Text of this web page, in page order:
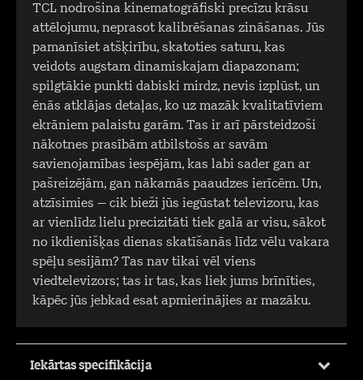
TCL nodrošina kinematogrāfiski precīzu krāsu
attēlojumu, neprasot kalibrēšanas zināšanas. Jūs
pamanīsiet atšķirību, skatoties saturu, kas
veidots augstam dinamiskajam diapazonam;
spilgtākie punkti dabiski mirdz, nevis izplūst, un
ēnās atklājas detaļas, ko uz mazāk kvalitatīviem
ekrāniem palaistu garām. Tas ir arī pārsteidzoši
nākotnes prasībām atbilstošs ar savām
savienojamības iespējām, kas labi sader gan ar
pašreizējām, gan nākamās paaudzes ierīcēm. Un,
atzīsimies – cik bieži jūs iegūstat televizoru, kas
ar vienlīdz lielu precizitāti tiek galā ar visu, sākot
no ikdienišķas dienas skatīšanās līdz vēlu vakara
spēļu sesijām? Tas nav tikai vēl viens
viedtelevizors; tas ir tas, kas liek jums brīnīties,
kāpēc jūs jebkad esat apmierinājies ar mazāku.
Iekārtas specifikācija